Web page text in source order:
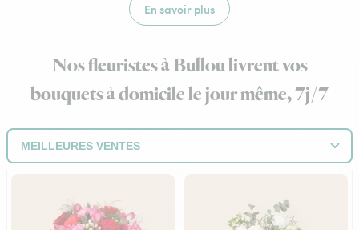
En savoir plus
Nos fleuristes à Bullou livrent vos
bouquets à domicile le jour même, 7j/7